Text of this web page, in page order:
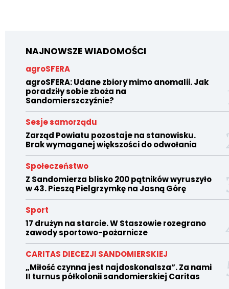
NAJNOWSZE WIADOMOŚCI
agroSFERA
agroSFERA: Udane zbiory mimo anomalii. Jak
poradziły sobie zboża na
Sandomierszczyźnie?
Sesje samorządu
Zarząd Powiatu pozostaje na stanowisku.
Brak wymaganej większości do odwołania
Społeczeństwo
Z Sandomierza blisko 200 pątników wyruszyło
w 43. Pieszą Pielgrzymkę na Jasną Górę
Sport
17 drużyn na starcie. W Staszowie rozegrano
zawody sportowo-pożarnicze
CARITAS DIECEZJI SANDOMIERSKIEJ
„Miłość czynna jest najdoskonalsza”. Za nami
II turnus półkolonii sandomierskiej Caritas